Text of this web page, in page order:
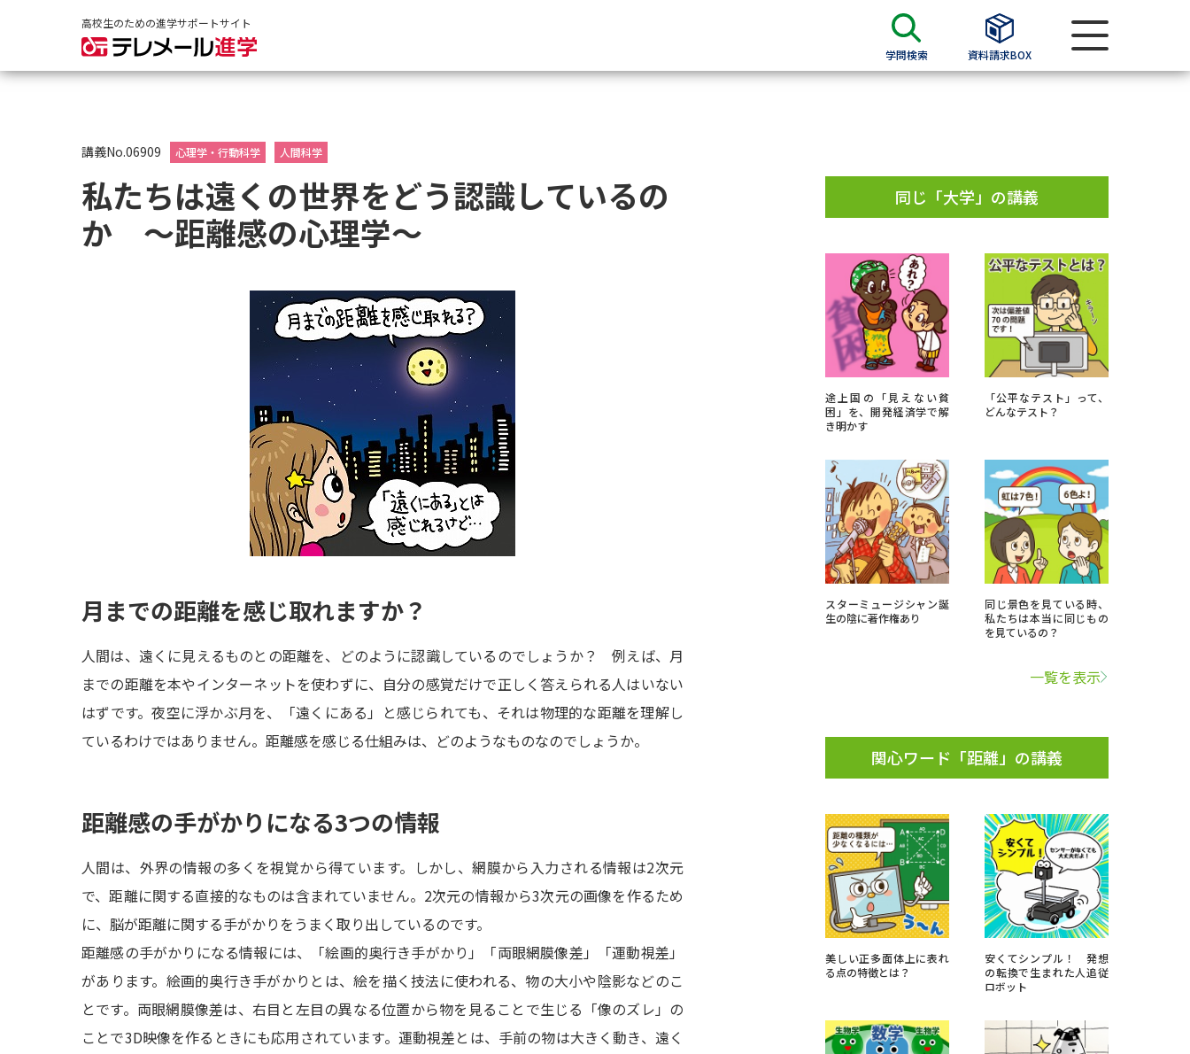
高校生のための進学サポートサイト
学問検索 資料請求BOX
大学・短大の資料種類から請求
過去問題集
留学・進学関連、塾・予備校
大学入学共通テスト「受験上の配慮案内」の請求
高等学校卒業程度認定試験
小学校教員資格認定試験
大学検索
大学で学べる内容や特徴を調べる
新増設大学・学部・学科特集
データサイエンス特集
進路の３択
新学年スタート号特集ページ（高3生用）
オープンキャンパスなどを調べる
オープンキャンパス検索
実施プログラムから探す
受験準備 資料検索
講義No.06909 心理学・行動科学 人間科学
私たちは遠くの世界をどう認識しているの
か ～距離感の心理学～
月までの距離を感じ取れますか？
人間は、遠くに見えるものとの距離を、どのように認識しているのでしょうか？ 例えば、月
までの距離を本やインターネットを使わずに、自分の感覚だけで正しく答えられる人はいない
はずです。夜空に浮かぶ月を、「遠くにある」と感じられても、それは物理的な距離を理解し
ているわけではありません。距離感を感じる仕組みは、どのようなものなのでしょうか。
距離感の手がかりになる3つの情報
人間は、外界の情報の多くを視覚から得ています。しかし、網膜から入力される情報は2次元
で、距離に関する直接的なものは含まれていません。2次元の情報から3次元の画像を作るため
に、脳が距離に関する手がかりをうまく取り出しているのです。
距離感の手がかりになる情報には、「絵画的奥行き手がかり」「両眼網膜像差」「運動視差」
があります。絵画的奥行き手がかりとは、絵を描く技法に使われる、物の大小や陰影などのこ
とです。両眼網膜像差は、右目と左目の異なる位置から物を見ることで生じる「像のズレ」の
ことで3D映像を作るときにも応用されています。運動視差とは、手前の物は大きく動き、遠く
同じ「大学」の講義
途上国の「見えない貧
困」を、開発経済学で解
き明かす
「公平なテスト」って、
どんなテスト？
スターミュージシャン誕
生の陰に著作権あり
同じ景色を見ている時、
私たちは本当に同じもの
を見ているの？
一覧を表示
関心ワード「距離」の講義
美しい正多面体上に表れ
る点の特徴とは？
安くてシンプル！ 発想
の転換で生まれた人追従
ロボット